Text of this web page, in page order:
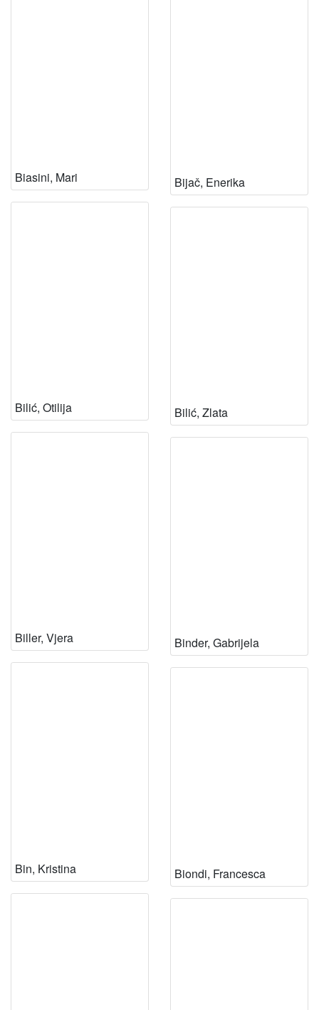
Biasini, Mari Bijač, Enerika
Bilić, Otilija Bilić, Zlata
Biller, Vjera Binder, Gabrijela
Bin, Kristina Biondi, Francesca